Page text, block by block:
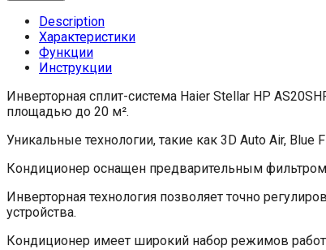
Description
Характеристики
Функции
Инструкции
Инверторная сплит-система Haier Stellar HP
площадью до 20 м².
Уникальные технологии, такие как 3D Auto Air,
Кондиционер оснащен предварительным
Инверторная технология позволяет точно
устройства.
Кондиционер имеет широкий набор режимов